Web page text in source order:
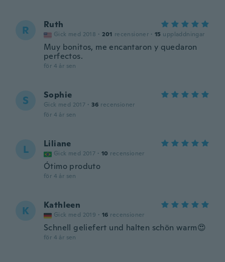
R Ruth
Gick med 2018 · 201 recensioner · 15 uppladdningar
Muy bonitos, me encantaron y quedaron
perfectos.
för 4 år sen
S Sophie
Gick med 2017 · 36 recensioner
för 4 år sen
L Liliane
Gick med 2017 · 10 recensioner
Ótimo produto
för 4 år sen
K Kathleen
Gick med 2019 · 16 recensioner
Schnell geliefert und halten schön warm😍
för 4 år sen